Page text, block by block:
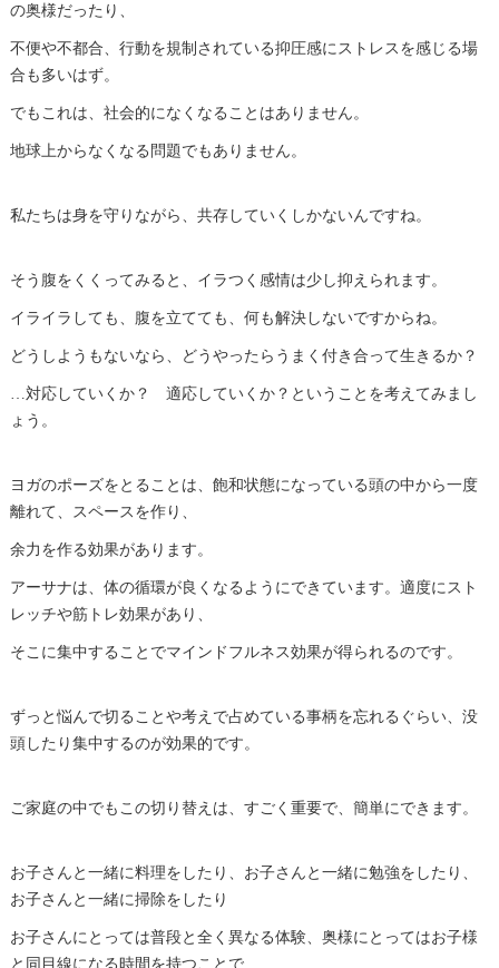
の奥様だったり、
不便や不都合、行動を規制されている抑圧感にストレスを感じる場
合も多いはず。
でもこれは、社会的になくなることはありません。
地球上からなくなる問題でもありません。
私たちは身を守りながら、共存していくしかないんですね。
そう腹をくくってみると、イラつく感情は少し抑えられます。
イライラしても、腹を立てても、何も解決しないですからね。
どうしようもないなら、どうやったらうまく付き合って生きるか？
…対応していくか？ 適応していくか？ということを考えてみまし
ょう。
ヨガのポーズをとることは、飽和状態になっている頭の中から一度
離れて、スペースを作り、
余力を作る効果があります。
アーサナは、体の循環が良くなるようにできています。適度にスト
レッチや筋トレ効果があり、
そこに集中することでマインドフルネス効果が得られるのです。
ずっと悩んで切ることや考えで占めている事柄を忘れるぐらい、没
頭したり集中するのが効果的です。
ご家庭の中でもこの切り替えは、すごく重要で、簡単にできます。
お子さんと一緒に料理をしたり、お子さんと一緒に勉強をしたり、
お子さんと一緒に掃除をしたり
お子さんにとっては普段と全く異なる体験、奥様にとってはお子様
と同目線になる時間を持つことで